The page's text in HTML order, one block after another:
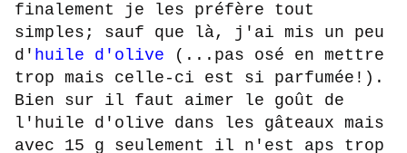
finalement je les préfère tout
simples; sauf que là, j'ai mis un peu
d' huile d'olive (...pas osé en mettre
trop mais celle-ci est si parfumée!).
Bien sur il faut aimer le goût de
l'huile d'olive dans les gâteaux mais
avec 15 g seulement il n'est aps trop